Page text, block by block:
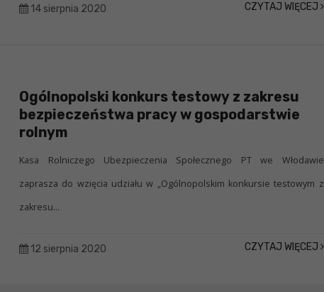
14 sierpnia 2020 CZYTAJ WIĘCEJ
Ogólnopolski konkurs testowy z zakresu
bezpieczeństwa pracy w gospodarstwie
rolnym
Kasa Rolniczego Ubezpieczenia Społecznego PT we Włodawie
zaprasza do wzięcia udziału w „Ogólnopolskim konkursie testowym z
zakresu...
12 sierpnia 2020 CZYTAJ WIĘCEJ